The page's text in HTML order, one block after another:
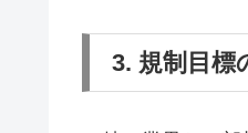
3. 規制目標